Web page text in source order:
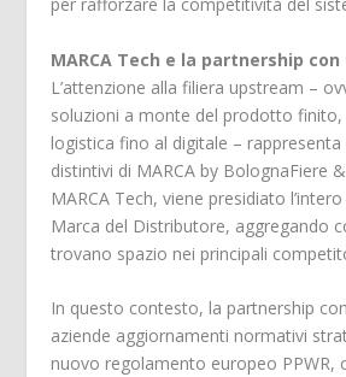
per rafforzare la competitività del
MARCA Tech e la partnership con
L’attenzione alla filiera upstream –
soluzioni a monte del prodotto finito,
logistica fino al digitale –
distintivi di MARCA by BolognaFiere
MARCA Tech, viene presidiato
Marca del Distributore, aggregando
trovano spazio nei principali
In questo contesto, la partnership
aziende aggiornamenti normativi
nuovo regolamento europeo PPWR,